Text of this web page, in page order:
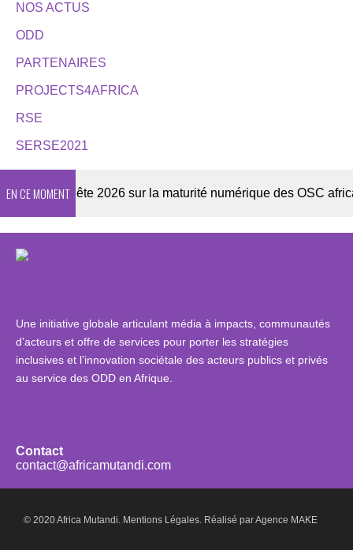
NOS ACTUS
ODD
PARTENAIRES
PROJECTS4AFRICA
RSE
SERSE2021
EN CE MOMENT
Enquête 2026 sur la maturité numérique des OSC
Une initiative globale articulant média à impacts, communautés
d’acteurs et offre de services pour porter les stratégies
inclusives et l’innovation sociétale des acteurs publics et privés
au service des ODD en Afrique.
Contact
contact@africamutandi.com
© 2020 Africa Mutandi. Mentions Légales. Réalisé parAgence MAKE